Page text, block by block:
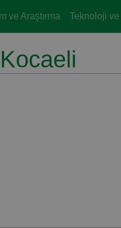
ve Araştırma Teknoloji ve